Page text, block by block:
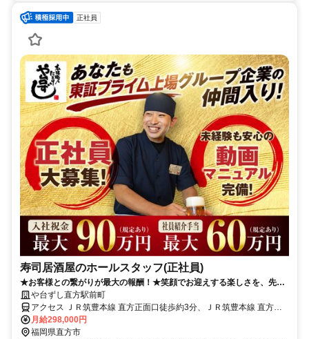
正社員
寿司居酒屋のホールスタッフ(正社員)
★お客様との繋がりが最大の報酬！★笑顔でお迎えする楽しさを、先輩
のサポートで実感！友人・家族も対象の社割あり！
や台ずし直方駅前町
アクセス ＪＲ筑豊本線 直方正面口徒歩約3分、ＪＲ筑豊本線 直方正
面口徒歩約3分、筑豊電気鉄道 筑豊直方徒歩約7分
月給298,000円
福岡県直方市